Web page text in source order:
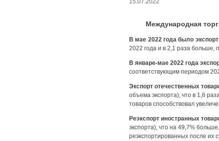
15.07.2022
Международная
В мае 2022 года было
2022 года и в 2,1 раза
В январе-мае 2022 года
соответствующим периодом
Экспорт отечественных
объема экспорта), что в 1,8
товаров способствовал
Реэкспорт иностранных
экспорта), что на 49,7%
реэкспортированных после их